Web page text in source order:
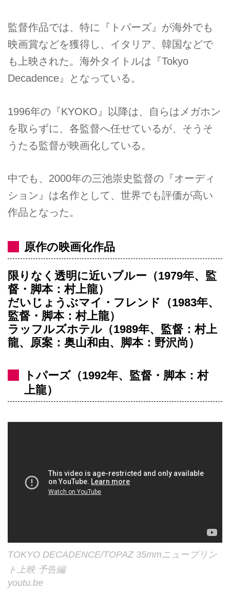
監督作品では、特に『トパーズ』が海外でも
映画賞などを獲得し、イタリア、韓国などで
も上映された。海外タイトルは『Tokyo
Decadence』となっている。
1996年の『KYOKO』以降は、自らはメガホン
を取らずに、各監督へ任せているが、そうそ
うたる監督が映画化している。
中でも、2000年の三池崇史監督の『オーディ
ション』は名作として、世界でも評価が高い
作品となった。
原作の映画化作品
限りなく透明に近いブルー（1979年、監
督・脚本：村上龍）
だいじょうぶマイ・フレンド（1983年、
監督・脚本：村上龍）
ラッフルズホテル（1989年、監督：村上
龍、原案：奥山和由、脚本：野沢尚）
トパーズ（1992年、監督・脚本：村
上龍）
TOKYO DECADENCE/TOPAZ 35mmニュープリン
ト上映 予告編
youtu.be